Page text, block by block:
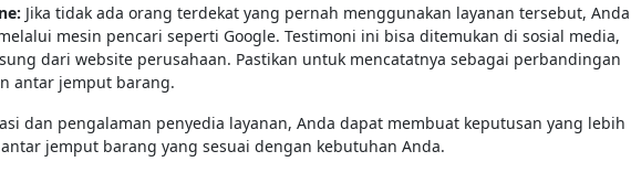
Jika tidak ada orang terdekat yang pernah menggunakan layanan tersebut, Anda
mesin pencari seperti Google. Testimoni ini bisa ditemukan di sosial media,
dari website perusahaan. Pastikan untuk mencatatnya sebagai perbandingan
antar jemput barang.
dan pengalaman penyedia layanan, Anda dapat membuat keputusan yang lebih
jemput barang yang sesuai dengan kebutuhan Anda.